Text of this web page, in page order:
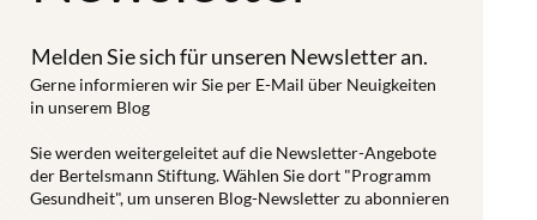
Melden Sie sich für unseren Newsletter an.
Gerne informieren wir Sie per E-Mail über Neuigkeiten
in unserem Blog
Sie werden weitergeleitet auf die Newsletter-Angebote
der Bertelsmann Stiftung. Wählen Sie dort "Programm
Gesundheit", um unseren Blog-Newsletter zu abonnieren